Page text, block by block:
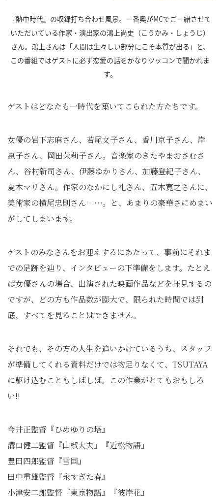
『熱中時代』の収録打ち合わせ風景。一番奥がMCでご一緒させて
いただいている作家・演出家の鴻上尚史（こうかみ・しょうじ）
さん。鴻上さんは「人間は生々しい部分にこそ本質が出る」と、
この番組ではゲストに必ず恋愛の話をかなりツッコンで聞かれま
す。
ゲストはどなたも一時代を築いてこられた方たちです。
女優の岩下志麻さん、若尾文子さん、香川京子さん、岸
惠子さん、岡田茉莉子さん。音楽家のきたやまおさむさ
ん、谷村新司さん、伊藤ゆかりさん、加藤登紀子さん、
夏木マリさん。作家のなかにし礼さん、五木寛之さんに、
美術家の横尾忠則さん……。と、あまりの豪華さにめまい
がしてしまいます。
ゲストのみなさんをお迎えするにあたって、事前にそれま
での足跡を辿り、インタビューの下準備をします。たとえ
ば女優さんの場合、出演された映画作品などを拝見するの
ですが、どの方も作品数が膨大で、限られた時間では到
底、すべてを見ることはできません。
それでも、その方の人生を追いかけているうち、スタッフ
が準備してくれる資料だけでは物足りなくて、TSUTAYA
に駆け込むこともしばしば。この作業がとてもおもしろ
い!!
今井正監督『ひめゆりの塔』
溝口健二監督『山椒大夫』『近松物語』
豊田四郎監督『雪国』
田中重雄監督『永すぎた春』
小津安二郎監督『東京物語』『彼岸花』